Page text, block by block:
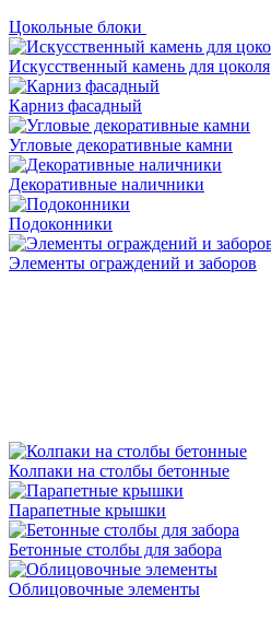
Цокольные блоки
Искусственный камень для цоколя
Карниз фасадный
Угловые декоративные камни
Декоративные наличники
Подоконники
Элементы ограждений и заборов
Колпаки на столбы бетонные
Парапетные крышки
Бетонные столбы для забора
Облицовочные элементы